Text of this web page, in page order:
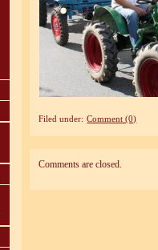
Filed under: Comment (0)
Comments are closed.